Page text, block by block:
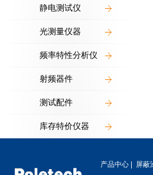
静电测试仪
光测量仪器
频率特性分析仪
射频器件
测试配件
库存特价仪器
产品中心 屏蔽